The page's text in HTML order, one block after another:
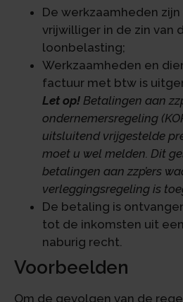
De werkzaamheden
vrijwilliger in de zin van
loonbelasting;
Werkzaamheden en
factuur met btw is
Let op! Betalingen aan
ondernemersregeling
uitsluitend vrijgestelde
moet u wel melden. Dit
betalingen aan zzp’ers
verleggingsregeling is
De betaling is
tot de inkomsten uit
naburig recht.
Voorbeelden
Om de gevolgen van de